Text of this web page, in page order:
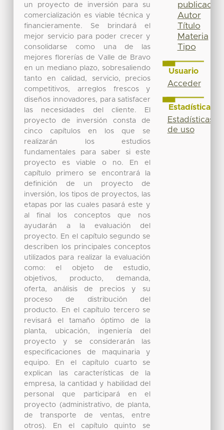
un proyecto de inversión para su
comercialización es viable técnica y
financieramente. Se brindará el
mejor servicio para poder crecer y
consolidarse como una de las
mejores florerías de Valle de Bravo
en un mediano plazo, sobresaliendo
tanto en calidad, servicio, precios
competitivos, arreglos frescos y
diseños innovadores, para satisfacer
las necesidades del cliente. El
proyecto de inversión consta de
cinco capítulos en los que se
realizarán los estudios
fundamentales para saber si este
proyecto es viable o no. En el
capítulo primero se encontrará la
definición de un proyecto de
inversión, los tipos de proyectos, las
etapas por las cuales pasará este y
al final los conceptos que nos
ayudarán a la evaluación del
proyecto. En el capítulo segundo se
describen los principales conceptos
utilizados para realizar la evaluación
como: el objeto de estudio,
objetivos, producto, demanda,
oferta, análisis de precios y su
proceso de distribución del
producto. En el capítulo tercero se
revisará el tamaño óptimo de la
planta, ubicación, ingeniería del
proyecto y se considerarán las
especificaciones de maquinaria y
equipo. En el capítulo cuarto se
explican las características de la
empresa, la cantidad y habilidad del
personal que participará en el
proyecto (administrativo, de planta,
de transporte de ventas, entre
otros). En el capítulo quinto se
publicación
Autor
Título
Materia
Tipo
Usuario
Acceder
Estadísticas
Estadísticas
de uso